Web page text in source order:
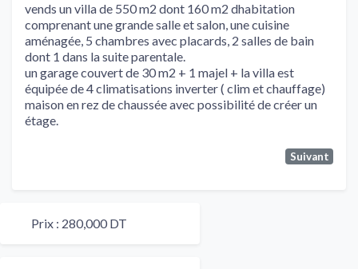
vends un villa de 550 m2 dont 160 m2 dhabitation
comprenant une grande salle et salon, une cuisine
aménagée, 5 chambres avec placards, 2 salles de bain
dont 1 dans la suite parentale.
un garage couvert de 30 m2 + 1 majel + la villa est
équipée de 4 climatisations inverter ( clim et chauffage)
maison en rez de chaussée avec possibilité de créer un
étage.
Suivant
Prix : 280,000 DT